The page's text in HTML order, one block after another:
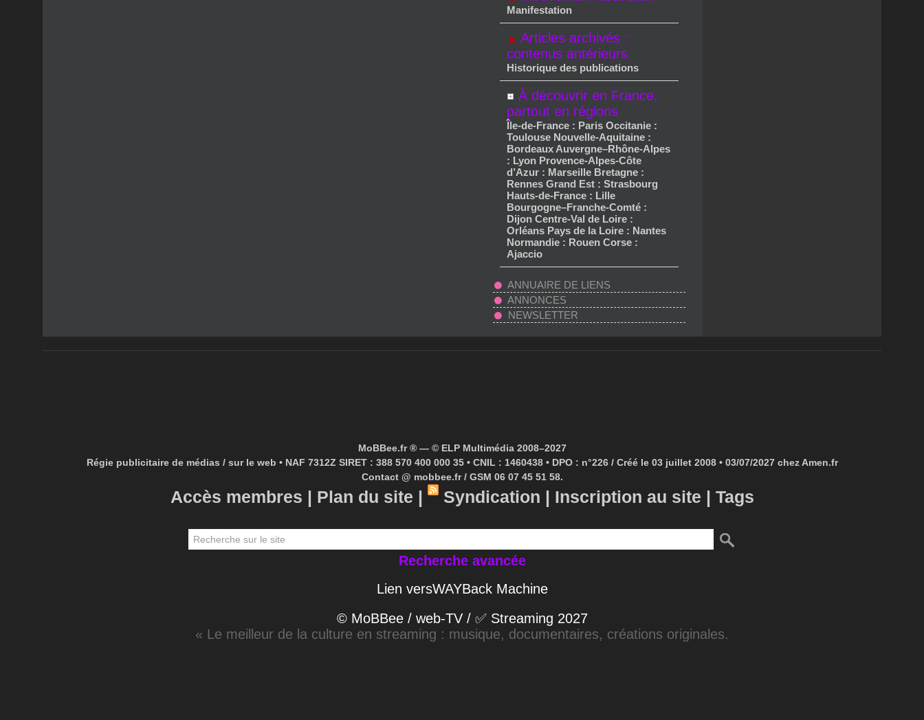
Manifestation
Articles archivés :
contenus antérieurs
Historique des publications
À découvrir en France,
partout en régions
Île-de-France : Paris Occitanie :
Toulouse Nouvelle-Aquitaine :
Bordeaux Auvergne–Rhône-Alpes
: Lyon Provence-Alpes-Côte
d’Azur : Marseille Bretagne :
Rennes Grand Est : Strasbourg
Hauts-de-France : Lille
Bourgogne–Franche-Comté :
Dijon Centre-Val de Loire :
Orléans Pays de la Loire : Nantes
Normandie : Rouen Corse :
Ajaccio
ANNUAIRE DE LIENS
ANNONCES
NEWSLETTER
MoBBee.fr ® — © ELP Multimédia 2008–2027
Régie publicitaire de médias / sur le web • NAF 7312Z SIRET : 388 570 400 000 35 • CNIL : 1460438 • DPO : n°226 / Créé le 03 juillet 2008 • 03/07/2027 chez Amen.fr
Contact @ mobbee.fr / GSM 06 07 45 51 58.
Accès membres | Plan du site | Syndication | Inscription au site | Tags
Recherche avancée
Lien versWAYBack Machine
© MoBBee / web-TV / ✅ Streaming 2027
« Le meilleur de la culture en streaming : musique, documentaires, créations originales.